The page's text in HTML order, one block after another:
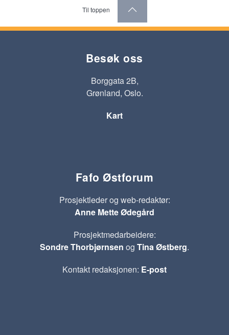
Til toppen
Besøk oss
Borggata 2B,
Grønland, Oslo.
Kart
Fafo Østforum
Prosjektleder og web-redaktør:
Anne Mette Ødegård
Prosjektmedarbeidere:
Sondre Thorbjørnsen og Tina Østberg.
Kontakt redaksjonen: E-post